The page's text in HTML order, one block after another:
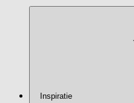
Inspiratie